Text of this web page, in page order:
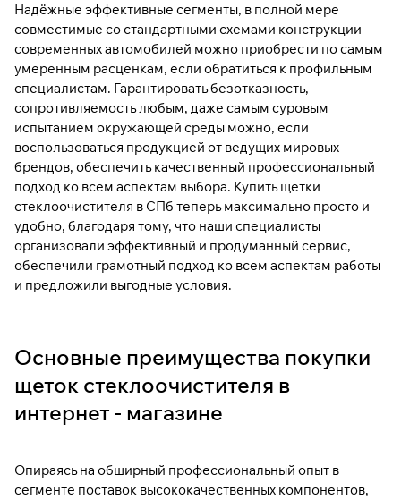
Надёжные эффективные сегменты, в полной мере
совместимые со стандартными схемами конструкции
современных автомобилей можно приобрести по самым
умеренным расценкам, если обратиться к профильным
специалистам. Гарантировать безотказность,
сопротивляемость любым, даже самым суровым
испытанием окружающей среды можно, если
воспользоваться продукцией от ведущих мировых
брендов, обеспечить качественный профессиональный
подход ко всем аспектам выбора. Купить щетки
стеклоочистителя в СПб теперь максимально просто и
удобно, благодаря тому, что наши специалисты
организовали эффективный и продуманный сервис,
обеспечили грамотный подход ко всем аспектам работы
и предложили выгодные условия.
Основные преимущества покупки
щеток стеклоочистителя в
интернет - магазине
Опираясь на обширный профессиональный опыт в
сегменте поставок высококачественных компонентов,